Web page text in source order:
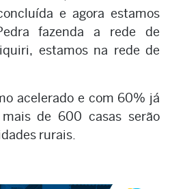
e agora estamos
fazenda a rede de
estamos na rede de
acelerado e com 60% já
de 600 casas serão
rurais.